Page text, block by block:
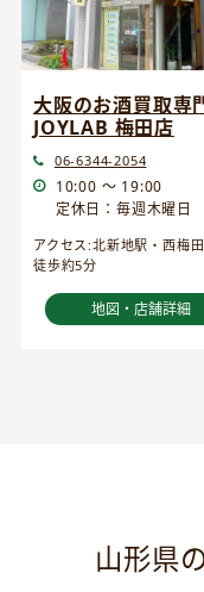
大阪のお酒買取専
JOYLAB 梅田店
06-6344-2054
10:00 ～ 19:00
定休日：毎週木曜日
アクセス:北新地駅・西梅
徒歩約5分
地図・店舗詳細
山形県